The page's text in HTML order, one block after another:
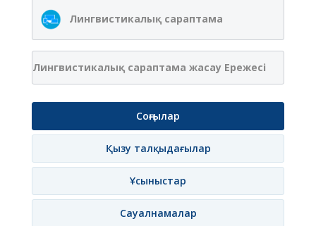
Лингвистикалық сараптама
Лингвистикалық сараптама жасау Ережесі
Соңғылар
Қызу талқыдағылар
Ұсыныстар
Сауалнамалар